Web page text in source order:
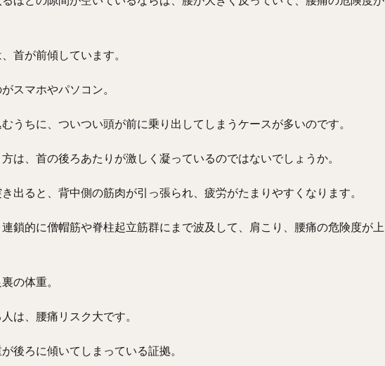
首が前傾しています。
スマホやパソコン。
うちに、ついつい頭が前に乗り出してしまうケースが多いのです。
は、首の後ろあたりが激しく凝っているのではないでしょうか。
出ると、背中側の筋肉が引っ張られ、疲労がたまりやすくなります。
鎖的に僧帽筋や脊柱起立筋群にまで波及して、肩こり、腰痛の危険度が上
の体重。
は、腰痛リスク大です。
後ろに傾いてしまっている証拠。